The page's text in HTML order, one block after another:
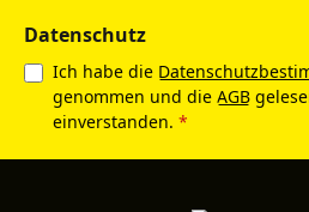
Datenschutz
Ich habe die
genommen und die AGB
einverstanden. *